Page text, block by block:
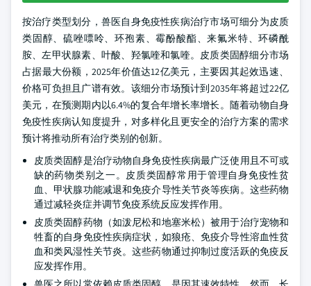
按治疗类型划分，兽医自身免疫性疾病治疗市场可细分为皮质
类固醇、硫唑嘌呤、环孢素、霉酚酸酯、来氟米特、环磷酰
胺、左甲状腺素、叶酸、羟氯喹和氯喹。皮质类固醇细分市场
占据最大份额，2025年价值达12亿美元，主要因其起效迅速、
价格可负担且广谱有效。该细分市场预计到2035年将超过22亿
美元，在预测期内以6.4%的复合年增长率增长。随着动物自身
免疫性疾病认知度提升，对多样化且更安全的治疗方案的需求
预计将推动所有治疗类别的创新。
皮质类固醇是治疗动物自身免疫性疾病最广泛使用且不可或
缺的药物类别之一。皮质类固醇常用于管理自身免疫性贫
血、甲状腺功能减退和免疫介导性关节炎等疾病。这些药物
通过减轻炎症并调节免疫系统反应发挥作用。
皮质类固醇药物（如泼尼松和地塞米松）被用于治疗宠物和
牲畜的自身免疫性疾病症状，如狼疮、免疫介导性溶血性贫
血和类风湿性关节炎。这些药物通过抑制过度活跃的免疫反
应发挥作用。